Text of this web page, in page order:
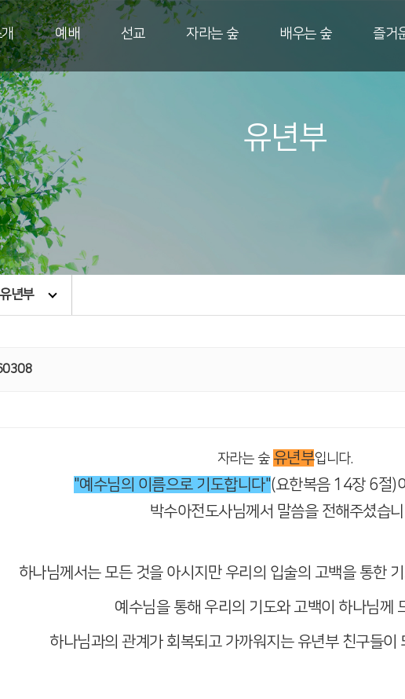
예배 선교 자라는 숲 배우는 숲 즐거
유년부
유년부
자라는 숲 유년부입니다.
"예수님의 이름으로 기도합니다"(요한복음 14장 6절)
박수아전도사님께서 말씀을 전해주셨습
하나님께서는 모든 것을 아시지만 우리의 입술의 고백을 통한
예수님을 통해 우리의 기도와 고백이 하나님께
하나님과의 관계가 회복되고 가까워지는 유년부 친구들이